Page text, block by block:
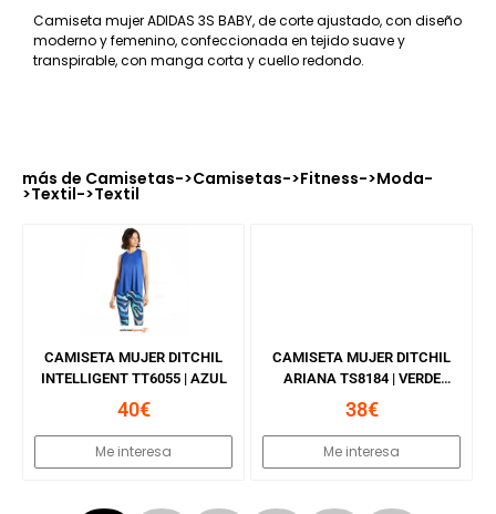
Camiseta mujer ADIDAS 3S BABY, de corte ajustado, con diseño
moderno y femenino, confeccionada en tejido suave y
transpirable, con manga corta y cuello redondo.
más de Camisetas->Camisetas->Fitness->Moda-
>Textil->Textil
CAMISETA MUJER DITCHIL
INTELLIGENT TT6055 | AZUL
40€
Me interesa
CAMISETA MUJER DITCHIL
ARIANA TS8184 | VERDE
AGUA
38€
Me interesa